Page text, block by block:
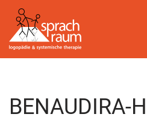
Zum
Inhalt
springen
BENAUDIRA-